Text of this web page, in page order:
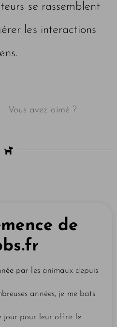
se rassemblent
les interactions
Vous avez aimé ?
de
par les animaux depuis
années, je me bats
jour pour leur offrir le